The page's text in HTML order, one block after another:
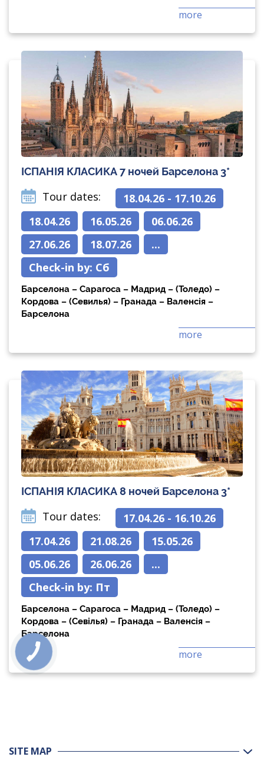
more
ІСПАНІЯ КЛАСИКА 7 ночей Барселона 3*
Tour dates:
18.04.26 - 17.10.26
18.04.26
16.05.26
06.06.26
27.06.26
18.07.26
...
Check-in by: Сб
Барселона – Сарагоса – Мадрид – (Толедо) –
Кордова – (Севилья) – Гранада – Валенсія –
Барселона
more
ІСПАНІЯ КЛАСИКА 8 ночей Барселона 3*
Tour dates:
17.04.26 - 16.10.26
17.04.26
21.08.26
15.05.26
05.06.26
26.06.26
...
Check-in by: Пт
Барселона – Сарагоса – Мадрид – (Толедо) –
Кордова – (Севілья) – Гранада – Валенсія –
Барселона
more
SITE MAP